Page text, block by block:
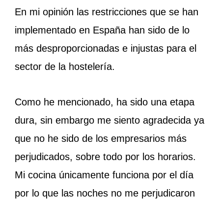
En mi opinión las restricciones que se han
implementado en España han sido de lo
más desproporcionadas e injustas para el
sector de la hostelería.
Como he mencionado, ha sido una etapa
dura, sin embargo me siento agradecida ya
que no he sido de los empresarios más
perjudicados, sobre todo por los horarios.
Mi cocina únicamente funciona por el día
por lo que las noches no me perjudicaron